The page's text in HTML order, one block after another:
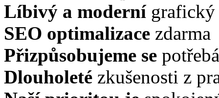
Líbivý a moderní grafický
SEO optimalizace zdarma
Přizpůsobujeme se
Dlouholeté zkušenosti z